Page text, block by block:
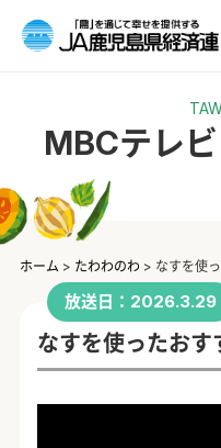
MBCテレビ
ホーム > たわわのわ > なすを使
放送日：2026.3.29
なすを使ったおす